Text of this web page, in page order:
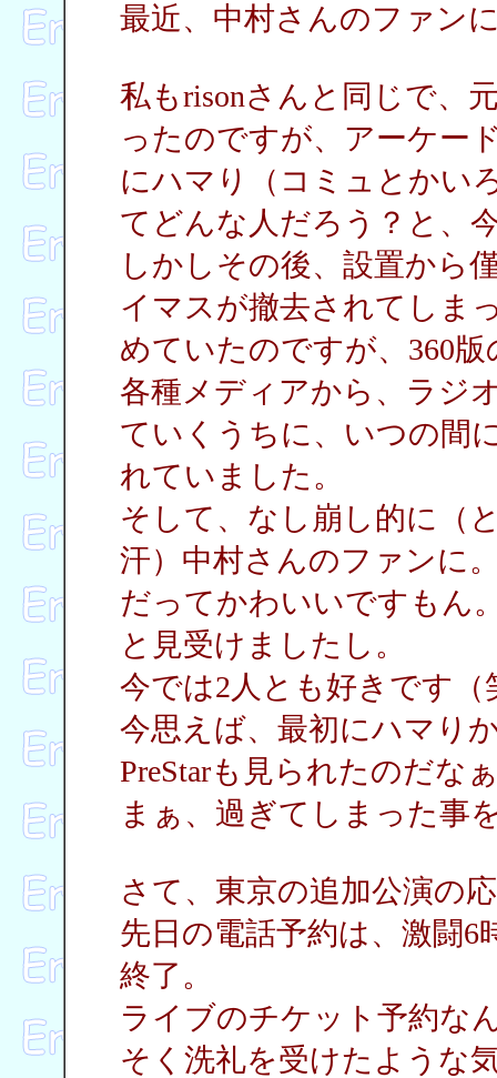
最近、中村さんのファン
私もrisonさんと同じで、
ったのですが、アーケー
にハマり（コミュとかい
てどんな人だろう？と、
しかしその後、設置から
イマスが撤去されてしま
めていたのですが、360
各種メディアから、ラジ
ていくうちに、いつの間
れていました。
そして、なし崩し的に（
汗）中村さんのファンに
だってかわいいですもん
と見受けましたし。
今では2人とも好きです（
今思えば、最初にハマり
PreStarも見られたのだな
まぁ、過ぎてしまった事
さて、東京の追加公演の
先日の電話予約は、激闘
終了。
ライブのチケット予約な
そく洗礼を受けたような